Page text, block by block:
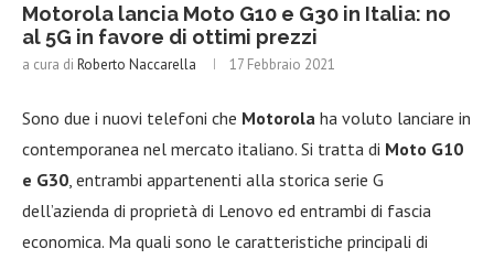
Motorola lancia Moto G10 e G30 in Italia: no
al 5G in favore di ottimi prezzi
a cura di Roberto Naccarella 17 Febbraio 2021
Sono due i nuovi telefoni che Motorola ha voluto lanciare in
contemporanea nel mercato italiano. Si tratta di Moto G10
e G30 , entrambi appartenenti alla storica serie G
dell’azienda di proprietà di Lenovo ed entrambi di fascia
economica. Ma quali sono le caratteristiche principali di